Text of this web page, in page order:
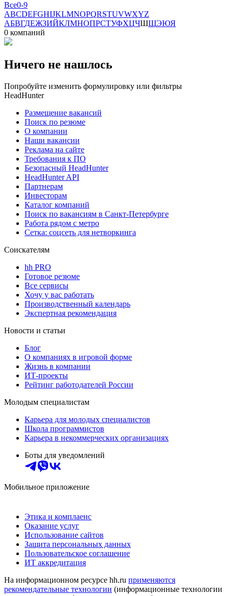
Все0-9
ABCDEFGHIJKLMNOPQRSTUVWXYZ
АБВГДЕЖЗИЙКЛМНОПРСТУФХЦЧШЩЭЮЯ
0 компаний
Ничего не нашлось
Попробуйте изменить формулировку или фильтры
HeadHunter
Размещение вакансий
Поиск по резюме
О компании
Наши вакансии
Реклама на сайте
Требования к ПО
Безопасный HeadHunter
HeadHunter API
Партнерам
Инвесторам
Каталог компаний
Поиск по вакансиям в Санкт-Петербурге
Работа рядом с метро
Сетка: соцсеть для нетворкинга
Соискателям
hh PRO
Готовое резюме
Все сервисы
Хочу у вас работать
Производственный календарь
Экспертная рекомендация
Новости и статьи
Блог
О компаниях в игровой форме
Жизнь в компании
ИТ-проекты
Рейтинг работодателей России
Молодым специалистам
Карьера для молодых специалистов
Школа программистов
Карьера в некоммерческих организациях
Боты для уведомлений
Мобильное приложение
Этика и комплаенс
Оказание услуг
Использование сайтов
Защита персональных данных
Пользовательское соглашение
ИТ аккредитация
На информационном ресурсе hh.ru применяются
рекомендательные технологии (информационные технологии